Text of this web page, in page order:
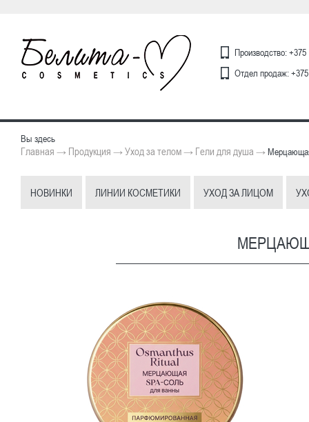
Производство:
Отдел продаж:
Вы здесь
Главная → Продукция →Уход за телом→ Гели для душа →
НОВИНКИ ЛИНИИ КОСМЕТИКИ УХОД ЗА ЛИЦОМ